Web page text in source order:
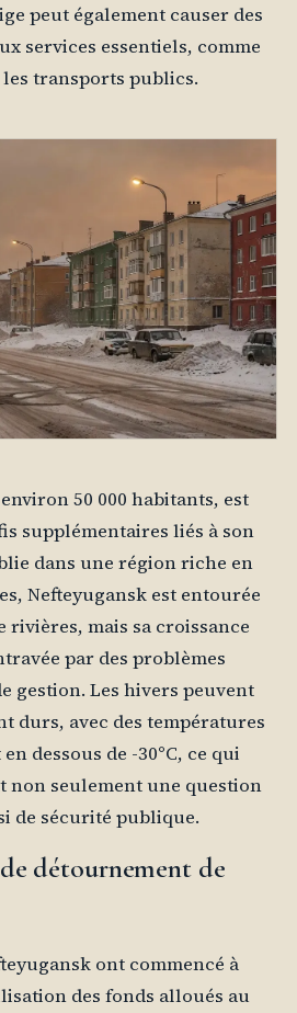
peut également causer des
services essentiels, comme
les transports publics.
50 000 habitants, est
supplémentaires liés à son
dans une région riche en
Nefteyugansk est entourée
rivières, mais sa croissance
par des problèmes
gestion. Les hivers peuvent
durs, avec des températures
dessous de -30°C, ce qui
non seulement une question
de sécurité publique.
détournement de
ont commencé à
des fonds alloués au